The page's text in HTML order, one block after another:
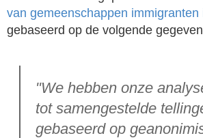
van gemeenschappen immigranten
gebaseerd op de volgende
"We hebben onze
tot samengestelde
gebaseerd op